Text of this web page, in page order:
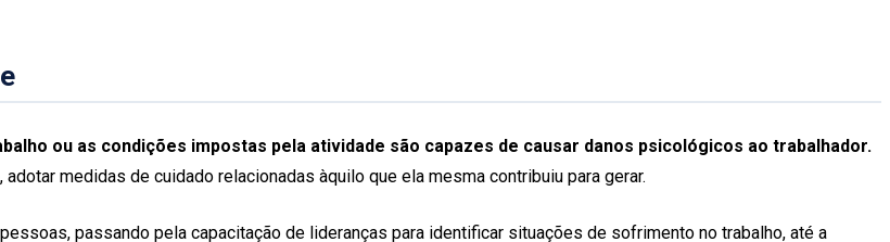
ou as condições impostas pela atividade são capazes de causar danos psicológicos ao trabalhador.
medidas de cuidado relacionadas àquilo que ela mesma contribuiu para gerar.
passando pela capacitação de lideranças para identificar situações de sofrimento no trabalho, até a